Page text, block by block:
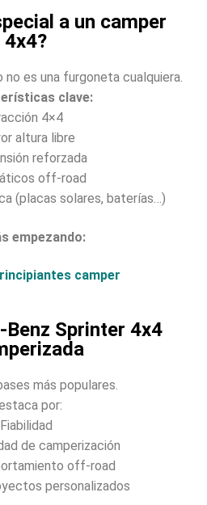
a un camper
4x4?
es una furgoneta cualquiera.
clave:
4×4
altura libre
reforzada
off-road
(placas solares, baterías…)
empezando:
camper
Sprinter 4x4
más populares.
por:
Fiabilidad
de camperización
off-road
personalizados